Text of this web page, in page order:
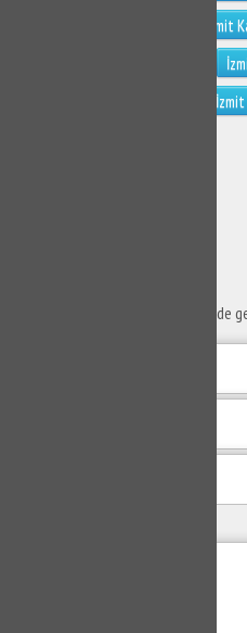
İzmit
İzmit
Taleplerinizi bize iletin en kısa sürede